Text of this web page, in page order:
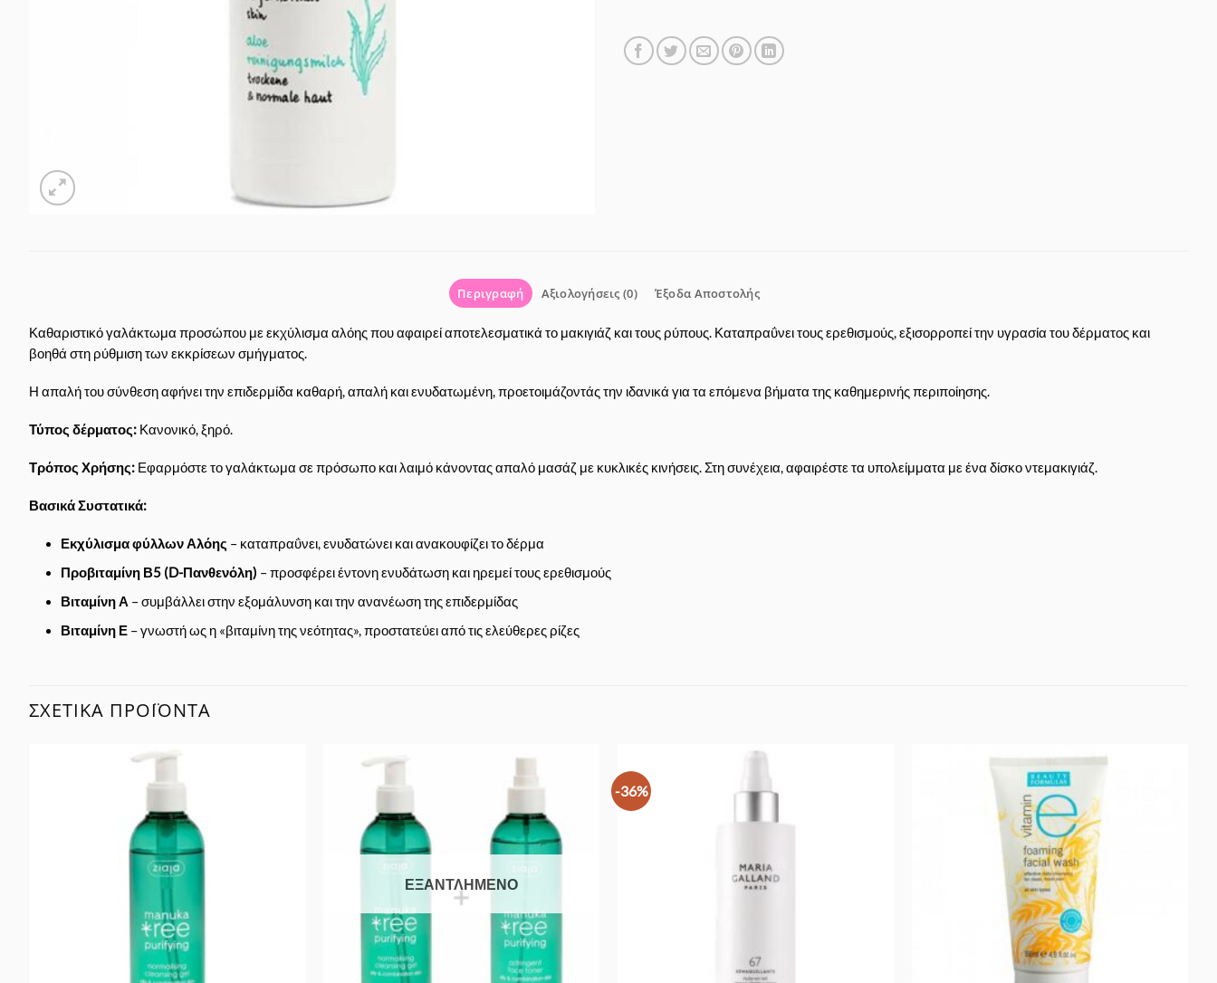
Περιγραφή Αξιολογήσεις (0) Έξοδα Αποστολής
Καθαριστικό γαλάκτωμα προσώπου με εκχύλισμα αλόης που αφαιρεί αποτελεσματικά το μακιγιάζ και τους ρύπους. Καταπραΰνει τους ερεθισμούς, εξισορροπεί την υγρασία του δέρματος και
βοηθά στη ρύθμιση των εκκρίσεων σμήγματος.
Η απαλή του σύνθεση αφήνει την επιδερμίδα καθαρή, απαλή και ενυδατωμένη, προετοιμάζοντάς την ιδανικά για τα επόμενα βήματα της καθημερινής περιποίησης.
Τύπος δέρματος: Κανονικό, ξηρό.
Τρόπος Χρήσης: Εφαρμόστε το γαλάκτωμα σε πρόσωπο και λαιμό κάνοντας απαλό μασάζ με κυκλικές κινήσεις. Στη συνέχεια, αφαιρέστε τα υπολείμματα με ένα δίσκο ντεμακιγιάζ.
Βασικά Συστατικά:
Εκχύλισμα φύλλων Αλόης – καταπραΰνει, ενυδατώνει και ανακουφίζει το δέρμα
Προβιταμίνη Β5 (D-Πανθενόλη) – προσφέρει έντονη ενυδάτωση και ηρεμεί τους ερεθισμούς
Βιταμίνη Α – συμβάλλει στην εξομάλυνση και την ανανέωση της επιδερμίδας
Βιταμίνη Ε – γνωστή ως η «βιταμίνη της νεότητας», προστατεύει από τις ελεύθερες ρίζες
ΣΧΕΤΙΚΆ ΠΡΟΪΌΝΤΑ
Αγαπημένα
ΕΞΑΝΤΛΗΜΈΝΟ
-36%